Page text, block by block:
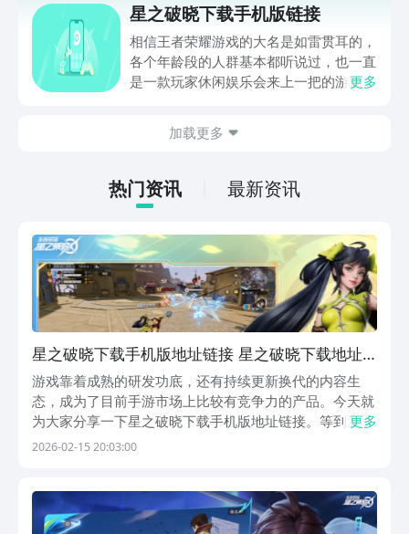
却可以进行预约，这个预约可以在一个游
戏平台上进行，关于这个游戏平台会在下
文中给大家介绍，想知道该平台叫什么的
朋友就一起往下看吧。
星之破晓下载手机版链接
相信王者荣耀游戏的大名是如雷贯耳的，
各个年龄段的人群基本都听说过，也一直
是一款玩家休闲娱乐会来上一把的游戏，
载手机版地址怎么获取呢？下面来看看。
更多
加载更多
热门资讯 最新资讯
星之破晓下载手机版地址链接 星之破晓下载地址
推荐
游戏靠着成熟的研发功底，还有持续更新换代的内容生
态，成为了目前手游市场上比较有竞争力的产品。今天就
为大家分享一下星之破晓下载手机版地址链接。等到游戏
上线之后，那就可以直接通过链接下载，可以尽情的享受
之...
更多
2026-02-15 20:03:00